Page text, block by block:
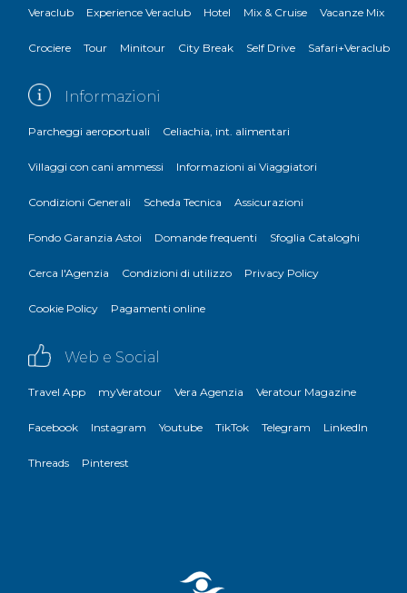
Veraclub Experience Veraclub Hotel Mix & Cruise Vacanze Mix
Crociere Tour Minitour City Break Self Drive Safari+Veraclub
Informazioni
Parcheggi aeroportuali Celiachia, int. alimentari
Villaggi con cani ammessi Informazioni ai Viaggiatori
Condizioni Generali Scheda Tecnica Assicurazioni
Fondo Garanzia Astoi Domande frequenti Sfoglia Cataloghi
Cerca l'Agenzia Condizioni di utilizzo Privacy Policy
Cookie Policy Pagamenti online
Web e Social
Travel App myVeratour Vera Agenzia Veratour Magazine
Facebook Instagram Youtube TikTok Telegram LinkedIn
Threads Pinterest